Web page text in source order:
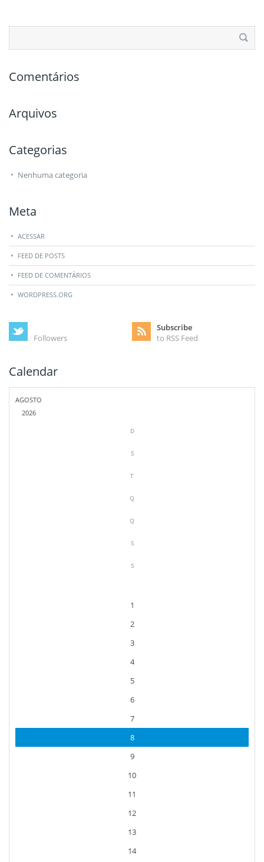
Comentários
Arquivos
Categorias
Nenhuma categoria
Meta
ACESSAR
FEED DE POSTS
FEED DE COMENTÁRIOS
WORDPRESS.ORG
Followers
Subscribe
to RSS Feed
Calendar
AGOSTO
2026
D
S
T
Q
Q
S
S
1
2
3
4
5
6
7
8
9
10
11
12
13
14